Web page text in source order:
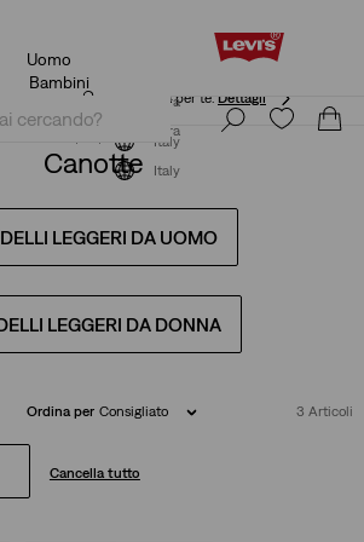
meglio di Levi's ®, su misura per te.
Iscriviti ora
Italy
Uomo
Bambini
meglio di Levi's ®, su misura per te. Dettagli
Iscriviti ora
Italy
Canotte
LEGGERI DA UOMO
LEGGERI DA DONNA
Ordina per Consigliato 3 Articoli
Cancella tutto